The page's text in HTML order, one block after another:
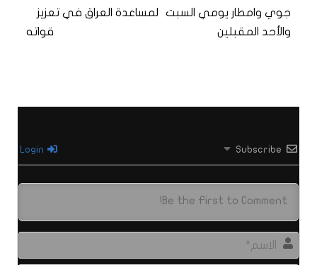
جوي وامطار يومي السبت
والأحد المقبلين
لمساعدة العراق في تعزيز
قواته
Subscribe